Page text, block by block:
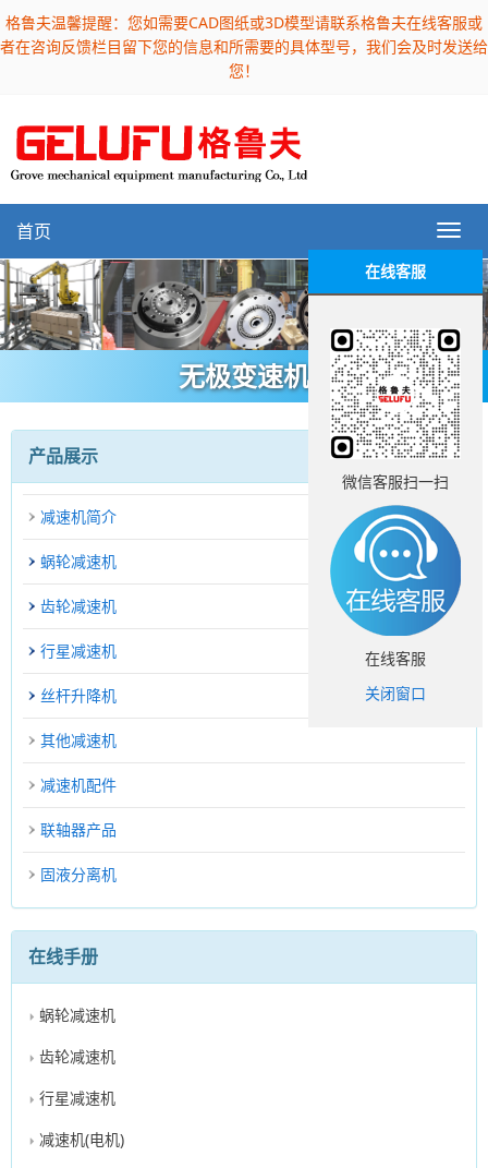
格鲁夫温馨提醒：您如需要CAD图纸或3D模型请联系格鲁夫在线客服或
者在咨询反馈栏目留下您的信息和所需要的具体型号，我们会及时发送给
您！
首页
无极变速机
产品展示
减速机简介
蜗轮减速机
齿轮减速机
行星减速机
丝杆升降机
其他减速机
减速机配件
联轴器产品
固液分离机
在线手册
蜗轮减速机
齿轮减速机
行星减速机
减速机(电机)
在线客服
微信客服扫一扫
在线客服
关闭窗口